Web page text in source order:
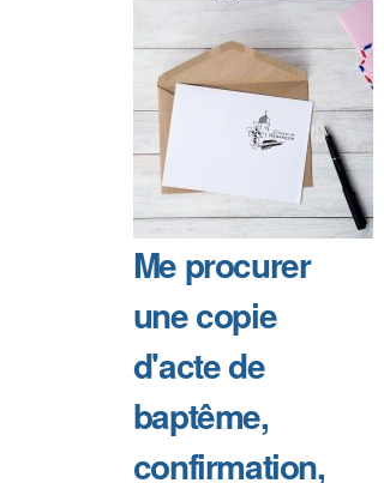
Me procurer
une copie
d'acte de
baptême,
confirmation,